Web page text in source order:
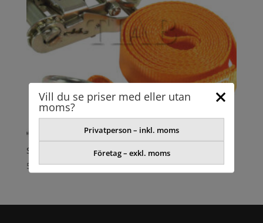
SPÄNNBAND HJULSURRNING
509,08kr exkl. moms
Vill du se priser med eller utan
moms?
Privatperson – inkl. moms
Företag – exkl. moms